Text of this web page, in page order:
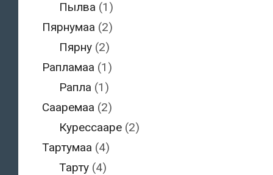
Пылва (1)
Пярнумаа (2)
Пярну (2)
Рапламаа (1)
Рапла (1)
Сааремаа (2)
Курессааре (2)
Тартумаа (4)
Тарту (4)